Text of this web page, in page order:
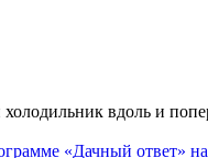
вдоль и
«Дачный ответ»